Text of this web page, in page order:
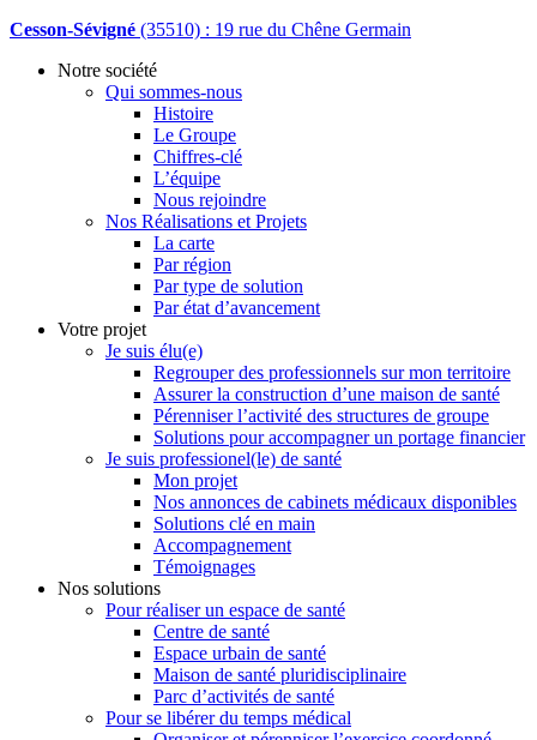
Close
Cesson-Sévigné (35510) : 19 rue du Chêne Germain
Notre société
Qui sommes-nous
Histoire
Le Groupe
Chiffres-clé
L’équipe
Nous rejoindre
Nos Réalisations et Projets
La carte
Par région
Par type de solution
Par état d’avancement
Votre projet
Je suis élu(e)
Regrouper des professionnels sur mon territoire
Assurer la construction d’une maison de santé
Pérenniser l’activité des structures de groupe
Solutions pour accompagner un portage financier
Je suis professionel(le) de santé
Mon projet
Nos annonces de cabinets médicaux disponibles
Solutions clé en main
Accompagnement
Témoignages
Nos solutions
Pour réaliser un espace de santé
Centre de santé
Espace urbain de santé
Maison de santé pluridisciplinaire
Parc d’activités de santé
Pour se libérer du temps médical